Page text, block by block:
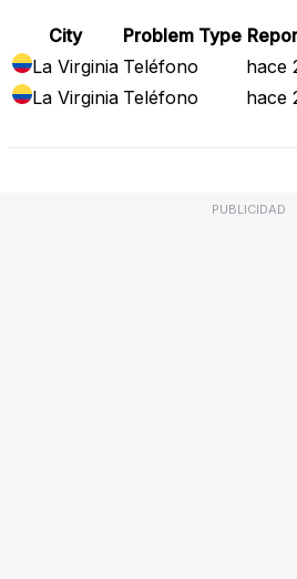
City Problem Type
La Virginia Teléfono
hace
La Virginia Teléfono hace
PUBLICIDAD